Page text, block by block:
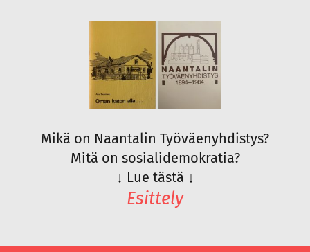
Mikä on Naantalin Työväenyhdistys?
Mitä on sosialidemokratia?
↓ Lue tästä ↓
Esittely